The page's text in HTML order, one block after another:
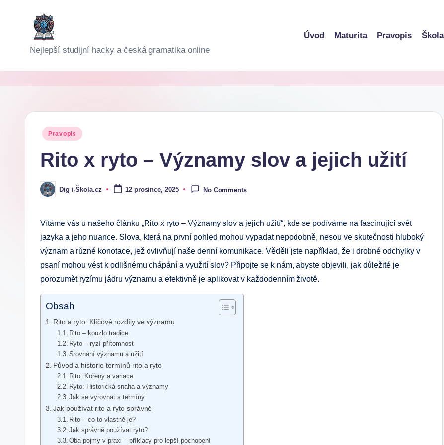
D
i
i-
Nejlepší studijní hacky a česká gramatika online
Úvod Maturita Pravopis Škola
Posted
Pravopis
Rito x ryto – Významy slov a jejich užití
Posted
by
Dig i-Škola.cz 12 prosince, 2025 No Comments
Vítáme vás u našeho článku „Rito x ryto – Významy slov a jejich užití“, kde se podíváme na fascinující svět
jazyka a jeho nuance. Slova, která na první pohled mohou vypadat nepodobně, nesou ve skutečnosti hluboký
význam a různé konotace, jež ovlivňují naše denní komunikace. Věděli jste například, že i drobné odchylky v
psaní mohou vést k odlišnému chápání a využití slov? Připojte se k nám, abyste objevili, jak důležité je
porozumět ryzímu jádru významu a efektivně je aplikovat v každodenním životě.
Obsah
Rito a ryto: Klíčové rozdíly ve významu
Rito – kouzlo tradice
Ryto – ryzí přítomnost
Srovnání významu a užití
Původ a historie termínů rito a ryto
Rito: Kořeny a variace
Ryto: Historická snaha a významy
Jak se vyrovnat s termíny
Jak používat rito a ryto správně
Rito – co to vlastně je?
Jak správně používat ryto?
Oba pojmy v praxi – příklady pro lepší pochopení